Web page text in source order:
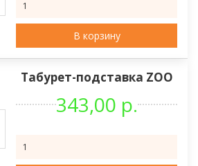
В корзину
Табурет-подставка ZOO
343,00 р.